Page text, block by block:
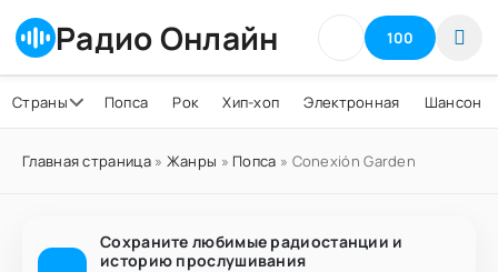
Радио Онлайн 100
Страны Попса Рок Хип-хоп Электронная Шансон
Главная страница» Жанры » Попса » Conexión Garden
Сохраните любимые радиостанции и
историю прослушивания